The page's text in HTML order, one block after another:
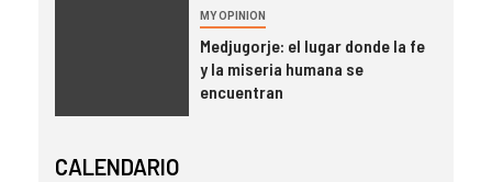
MY OPINION
Medjugorje: el lugar donde la fe
y la miseria humana se
encuentran
CALENDARIO